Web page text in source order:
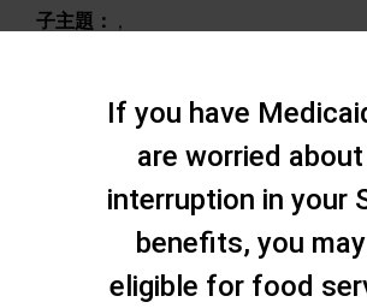
子主題： ,
If you have
are worried
interruption in your
benefits, you
eligible for food